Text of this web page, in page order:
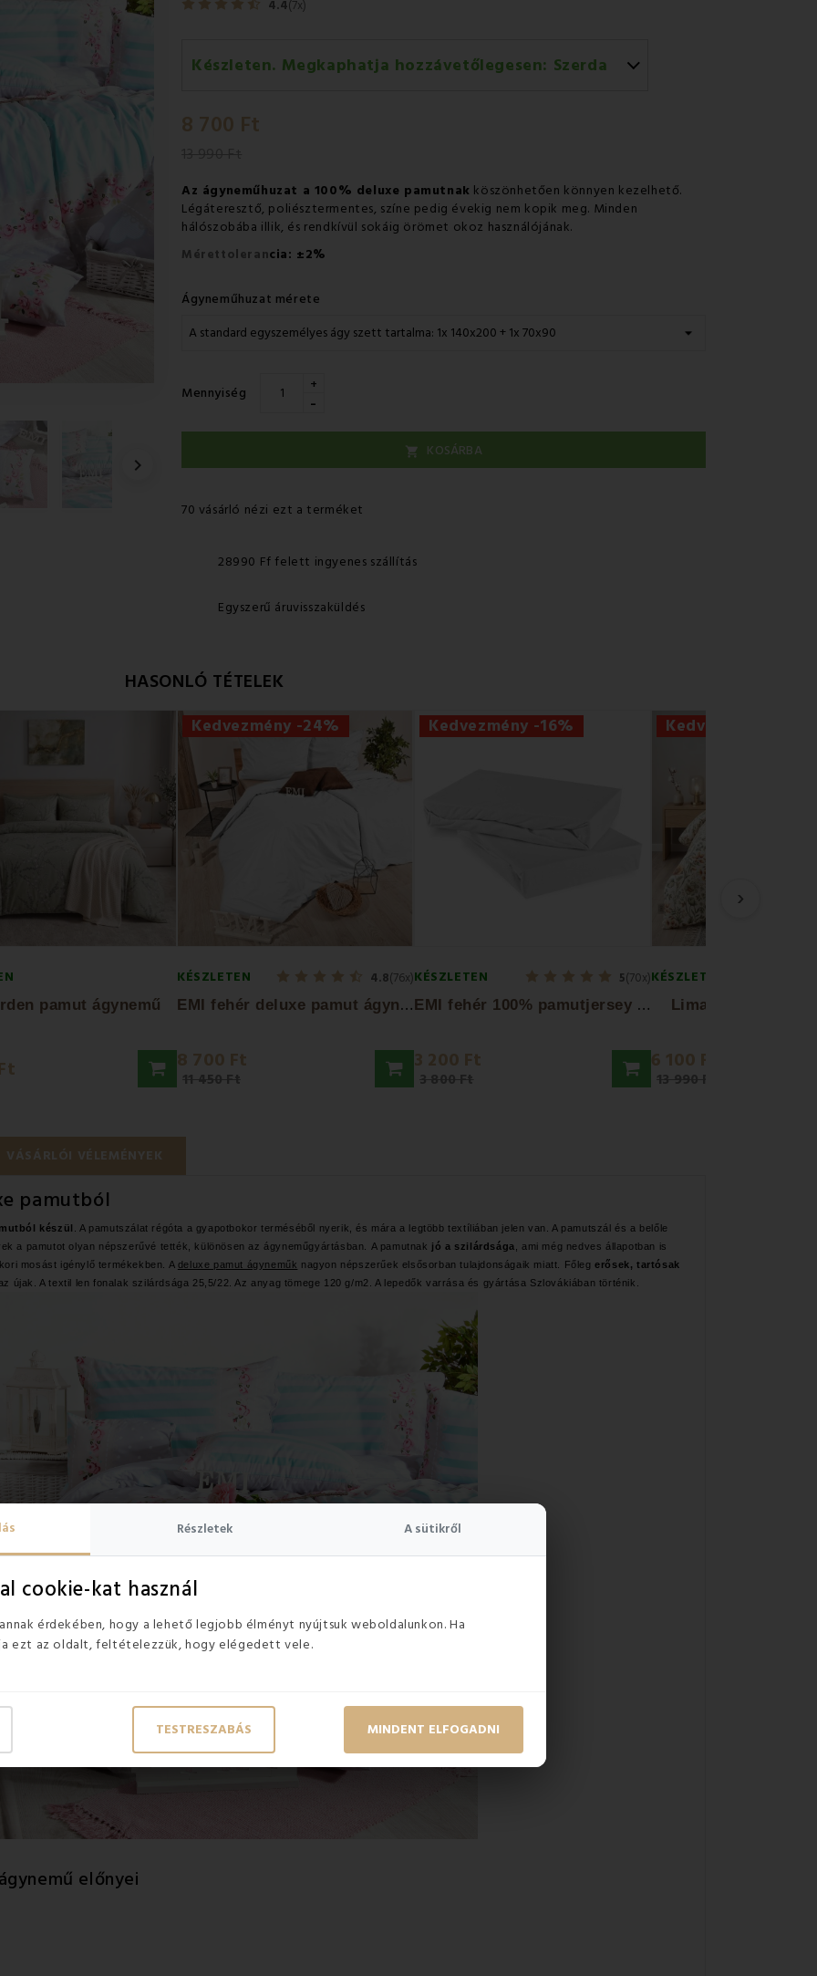
Részletek A sütikről
cookie-kat használ
érdekében, hogy a lehető legjobb élményt nyújtsuk weboldalunkon. Ha
ezt az oldalt, feltételezzük, hogy elégedett vele.
TESTRESZABÁS MINDENT ELFOGADNI

4.4(7x)
Készleten. Megkaphatja hozzávetőlegesen: Szerda
Csütörtök 13.08
8 700 Ft
Az ágyneműhuzat a 100% deluxe pamutnak köszönhetően könnyen kezelhető.
Légáteresztő, poliésztermentes, színe pedig évekig nem kopik meg. Minden
hálószobába illik, és rendkívül sokáig örömet okoz használójának.
Mérettolerancia: ±2%
Ágyneműhuzat mérete
Mennyiség +
-
 KOSÁRBA
70 vásárló nézi ezt a terméket
28990 Ff felett ingyenes szállítás
Egyszerű áruvisszaküldés
HASONLÓ TÉTELEK
pamut ágynemű
Kedvezmény -24%
KÉSZLETEN 4.8(76x)
E
MI fehér deluxe pamut ágyneműhuzat
8 700 Ft
11 450 Ft
Kedvezmény -16%
KÉSZLETEN 5(70x)
E
MI fehér 100% pamutjersey gumis lepedő
3 200 Ft
3 800 Ft
Kedvezmény -56%
KÉSZLETEN
Lima EMI pamut
6 100 Ft
13 990 Ft
›
VÁSÁRLÓI VÉLEMÉNYEK
pamutból
készül
. A pamutszálat régóta a gyapotbokor terméséből nyerik, és mára a legtöbb textíliában jelen van. A pamutszál és a belőle
a pamutot olyan népszerűvé tették, különösen az ágyneműgyártásban. A pamutnak jó a szilárdsága
, ami még nedves állapotban is
mosást igénylő termékekben. A deluxe pamut ágyneműk nagyon népszerűek elsősorban tulajdonságaik miatt. Főlegerősek, tartósak
újak. A textil len fonalak szilárdsága 25,5/22. Az anyag tömege 120 g/m2. A lepedők varrása és gyártása Szlovákiában történik.
előnyei